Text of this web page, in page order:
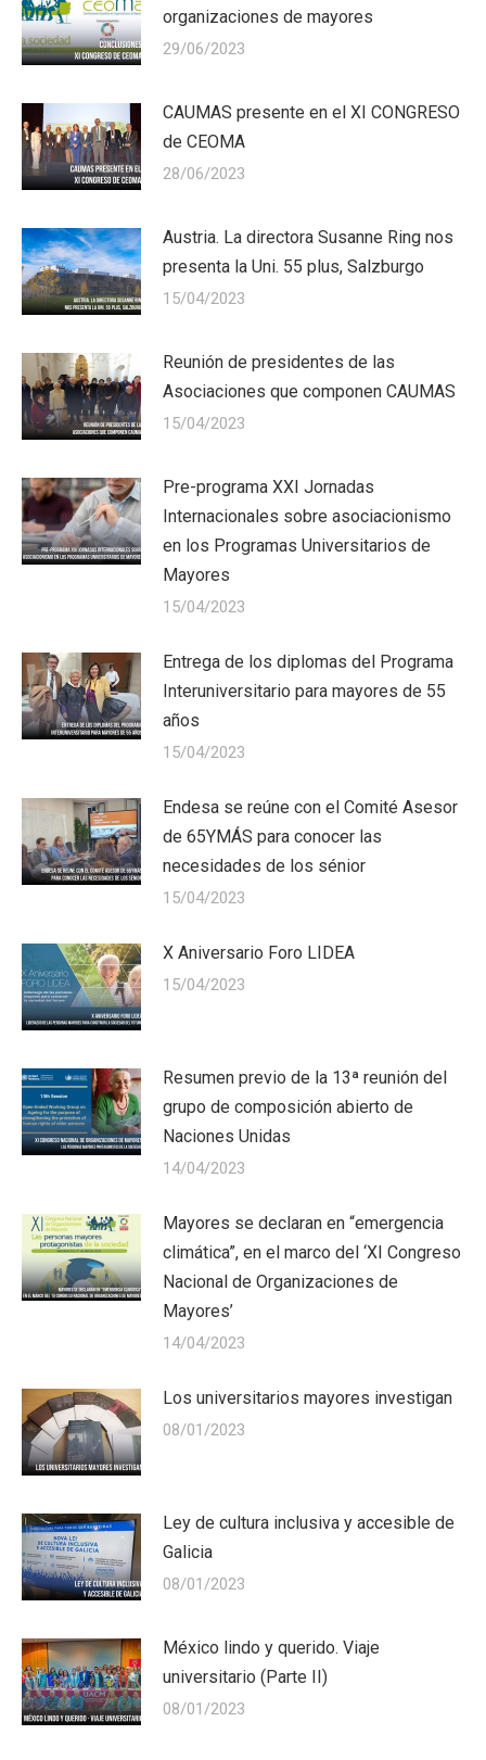
organizaciones de mayores
29/06/2023
CAUMAS presente en el XI CONGRESO
de CEOMA
28/06/2023
Austria. La directora Susanne Ring nos
presenta la Uni. 55 plus, Salzburgo
15/04/2023
Reunión de presidentes de las
Asociaciones que componen CAUMAS
15/04/2023
Pre-programa XXI Jornadas
Internacionales sobre asociacionismo
en los Programas Universitarios de
Mayores
15/04/2023
Entrega de los diplomas del Programa
Interuniversitario para mayores de 55
años
15/04/2023
Endesa se reúne con el Comité Asesor
de 65YMÁS para conocer las
necesidades de los sénior
15/04/2023
X Aniversario Foro LIDEA
15/04/2023
Resumen previo de la 13ª reunión del
grupo de composición abierto de
Naciones Unidas
14/04/2023
Mayores se declaran en “emergencia
climática”, en el marco del ‘XI Congreso
Nacional de Organizaciones de
Mayores’
14/04/2023
Los universitarios mayores investigan
08/01/2023
Ley de cultura inclusiva y accesible de
Galicia
08/01/2023
México lindo y querido. Viaje
universitario (Parte II)
08/01/2023